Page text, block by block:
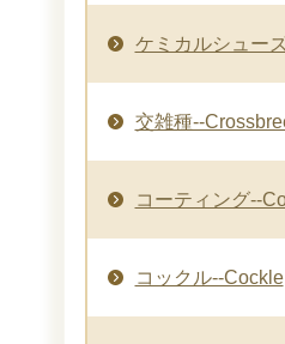
ケミカルシュー
交雑種--
コーティング--
コックル--Cockle